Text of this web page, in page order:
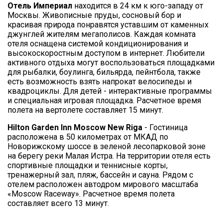
Отель Империал находится в 24 км к юго-западу от
Москвы. Живописные пруды, сосновый бор и
красивая природа понравятся уставшим от каменных
джунглей жителям мегаполисов. Каждая комната
отеля оснащена системой кондиционирования и
высокоскоростным доступом в интернет. Любители
активного отдыха могут воспользоваться площадками
для рыбалки, боулинга, бильярда, пейнтбола, также
есть возможность взять напрокат велосипеды и
квадроциклы. Для детей - интерактивные программы
и специальная игровая площадка. Расчетное время
полета на вертолете составляет 15 минут.
Hilton Garden Inn Moscow New Riga - Гостиница
расположена в 50 километрах от МКАД по
Новорижскому шоссе в зеленой лесопарковой зоне
на берегу реки Малая Истра. На территории отеля есть
спортивные площадки и теннисные корты,
тренажерный зал, пляж, бассейн и сауна. Рядом с
отелем расположен автодром мирового масштаба
«Moscow Raceway». Расчетное время полета
составляет всего 13 минут.